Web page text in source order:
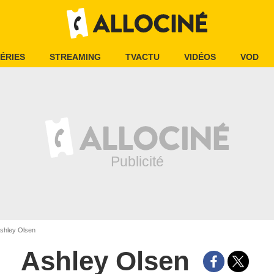
STREAMING TVACTU VIDÉOS VOD
Olsen
Ashley Olsen